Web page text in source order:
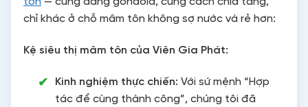
chỉ khác ở chỗ mâm tôn không sợ nước và rẻ hơn:
Kệ siêu thị mâm tôn của Viên Gia Phát:
Kinh nghiệm thực chiến: Với sứ mệnh “Hợp
tác để cùng thành công”, chúng tôi đã